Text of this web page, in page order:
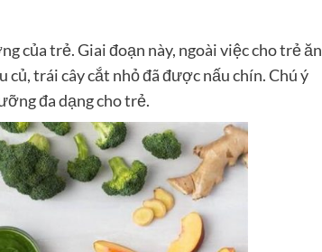
của trẻ. Giai đoạn này, ngoài việc cho trẻ ăn
củ, trái cây cắt nhỏ đã được nấu chín. Chú ý
đa dạng cho trẻ.